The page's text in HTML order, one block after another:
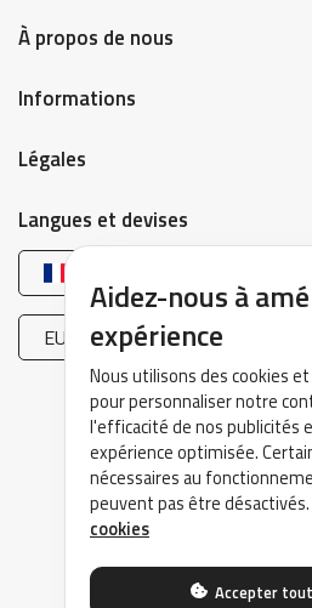
À propos de nous
Informations
Légales
Langues et devises
EUR (€)
©2026 DrivePark - Tous
Aidez-nous à
expérience
Nous utilisons des cookies
pour personnaliser notre
l'efficacité de nos publicités
expérience optimisée.
nécessaires au
peuvent pas être désactivés.
cookies
Accepter